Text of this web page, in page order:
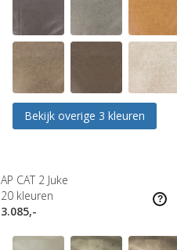
Bekijk overige 3 kleuren
AP CAT 2 Juke
20 kleuren
3.085,-